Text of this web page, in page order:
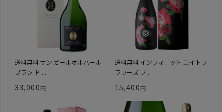
送料無料 サン ガールオルパール
ブラン ド ...
33,000
送料無料 インフィニット エイトフ
ラワーズ ブ...
15,400